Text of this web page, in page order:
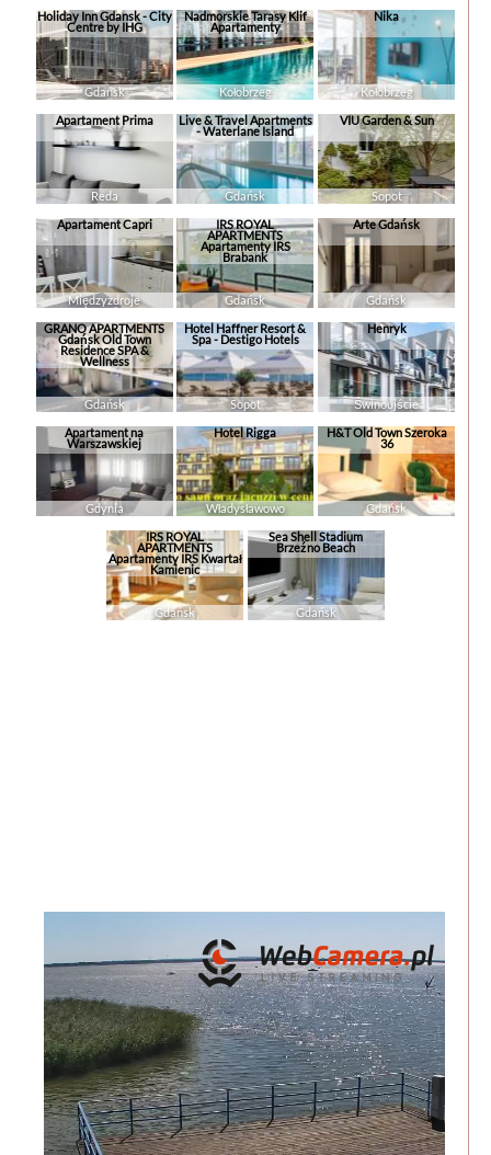
Holiday Inn Gdansk - City
Centre by IHG
Gdańsk
Nadmorskie Tarasy Klif
Apartamenty
Kołobrzeg
Nika
Kołobrzeg
Apartament Prima
Reda
Live & Travel Apartments
- Waterlane Island
Gdańsk
VIU Garden & Sun
Sopot
Apartament Capri
Międzyzdroje
IRS ROYAL
APARTMENTS
Apartamenty IRS
Brabank
Gdańsk
Arte Gdańsk
Gdańsk
GRANO APARTMENTS
Gdańsk Old Town
Residence SPA &
Wellness
Gdańsk
Hotel Haffner Resort &
Spa - Destigo Hotels
Sopot
Henryk
Świnoujście
Apartament na
Warszawskiej
Gdynia
Hotel Rigga
Władysławowo
H&T Old Town Szeroka
36
Gdańsk
IRS ROYAL
APARTMENTS
Apartamenty IRS Kwartał
Kamienic
Gdańsk
Sea Shell Stadium
Brzeźno Beach
Gdańsk